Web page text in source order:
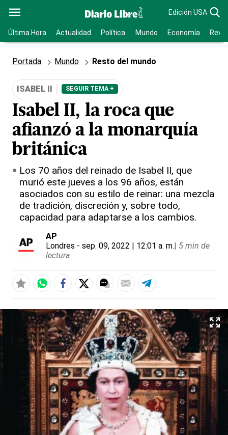
Edición USA
Última Hora Actualidad Política Mundo Economía
Portada Mundo Resto del mundo
ISABEL II SEGUIR TEMA +
Isabel II, la roca que
afianzó a la monarquía
británica
Los 70 años del reinado de Isabel II, que
murió este jueves a los 96 años, están
asociados con su estilo de reinar: una mezcla
de tradición, discreción y, sobre todo,
capacidad para adaptarse a los cambios.
AP
Londres - sep. 09, 2022 | 12:01 a. m.| 5 min de
lectura